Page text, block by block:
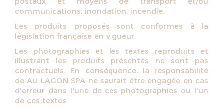
communications, inondation, incendie.
Les produits proposés sont conformes à la
législation française en vigueur.
Les photographies et les textes reproduits et
illustrant les produits présentés ne sont pas
contractuels. En conséquence, la responsabilité
de AU LAGON SPA ne saurait être engagée en cas
d'erreur dans l'une de ces photographies ou l'un
de ces textes.